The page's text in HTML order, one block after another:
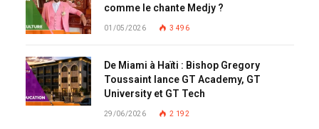
comme le chante Medjy ?
01/05/2026 3 496
De Miami à Haïti : Bishop Gregory
Toussaint lance GT Academy, GT
University et GT Tech
29/06/2026 2 192